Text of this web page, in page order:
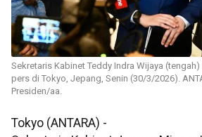
Sekretaris Kabinet Teddy Indra Wijaya
pers di Tokyo, Jepang, Senin (30/3/2026).
Presiden/aa.
Tokyo (ANTARA) -